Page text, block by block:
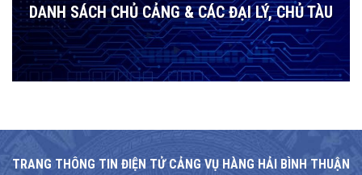
DANH SÁCH CHỦ CẢNG & CÁC ĐẠI LÝ, CHỦ TÀU
TRANG THÔNG TIN ĐIỆN TỬ CẢNG VỤ HÀNG HẢI BÌNH THUẬN